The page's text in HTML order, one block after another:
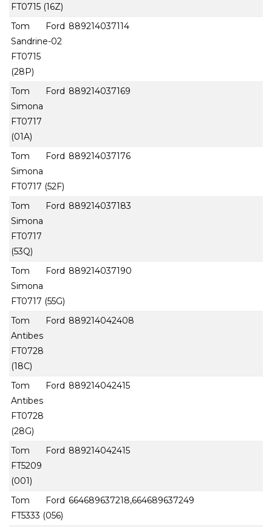
FT0715 (16Z)
Tom Ford
Sandrine-02
FT0715
(28P)
889214037114
Tom Ford
Simona
FT0717
(01A)
889214037169
Tom Ford
Simona
FT0717 (52F)
889214037176
Tom Ford
Simona
FT0717
(53Q)
889214037183
Tom Ford
Simona
FT0717 (55G)
889214037190
Tom Ford
Antibes
FT0728
(18C)
889214042408
Tom Ford
Antibes
FT0728
(28G)
889214042415
Tom Ford
FT5209
(001)
889214042415
Tom Ford
FT5333 (056)
664689637218,664689637249